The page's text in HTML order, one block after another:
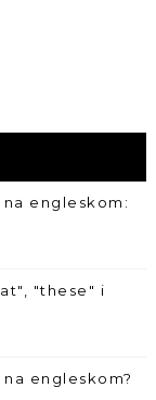
engleskom:
"these" i
na engleskom?